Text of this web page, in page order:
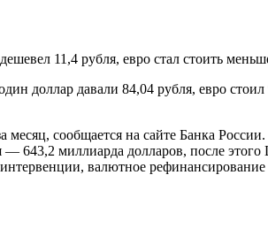
11,4 рубля, евро стал стоить
доллар давали 84,04 рубля, евро
месяц, сообщается на сайте Банка
643,2 миллиарда долларов, после
валютное рефинансирование